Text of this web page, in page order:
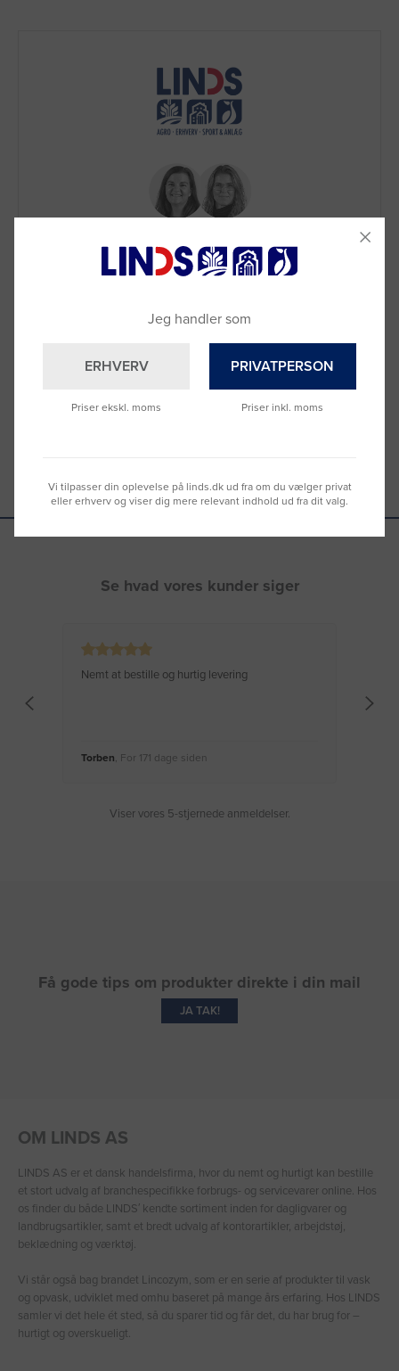
Ring til os på9992 0233
Vi sidder klar til at hjælpe dig.
Du kan også kontakte din lokale sælger
se oversigten her
Se hvad vores kunder siger
Nemt at bestille og hurtig levering
Torben , For 171 dage siden
Viser vores 5-stjernede anmeldelser.
Få gode tips om produkter direkte i din mail
JA TAK!
OM LINDS AS
LINDS AS er et dansk handelsfirma, hvor du nemt og hurtigt kan bestille
et stort udvalg af branchespecifikke forbrugs- og servicevarer online. Hos
os finder du både LINDS′ kendte sortiment inden for dagligvarer og
landbrugsartikler, samt et bredt udvalg af kontorartikler, arbejdstøj,
beklædning og værktøj.
Vi står også bag brandet Lincozym, som er en serie af produkter til vask
og opvask, udviklet med omhu baseret på mange års erfaring. Hos LINDS
samler vi det hele ét sted, så du sparer tid og får det, du har brug for –
hurtigt og overskueligt.
Jeg handler som
ERHVERV
Priser ekskl. moms
PRIVATPERSON
Priser inkl. moms
Vi tilpasser din oplevelse på linds.dk ud fra om du vælger privat
eller erhverv og viser dig mere relevant indhold ud fra dit valg.